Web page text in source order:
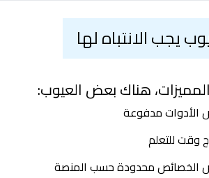
يجب الانتباه لها
هناك بعض العيوب:
الأدوات مدفوعة
وقت للتعلم
الخصائص محدودة حسب المنصة